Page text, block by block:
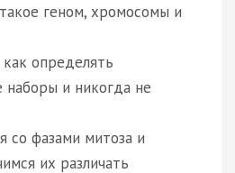
геном, хромосомы и
определять
и никогда не
со фазами митоза и
их различать